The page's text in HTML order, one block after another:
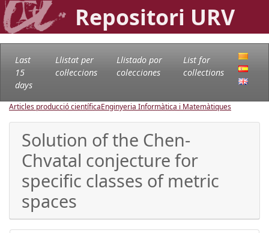
Repositori URV
Last
15
days
Llistat per
col·leccions
Llistado por
colecciones
List for
collections
Articles producció científicaEnginyeria Informàtica i Matemàtiques
Solution of the Chen-
Chvatal conjecture for
specific classes of metric
spaces